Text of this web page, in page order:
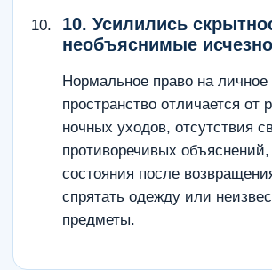
10. Усилились
необъяснимые
Нормальное право на личное
пространство отличается от
ночных уходов, отсутствия
противоречивых
состояния после
спрятать одежду или
предметы.